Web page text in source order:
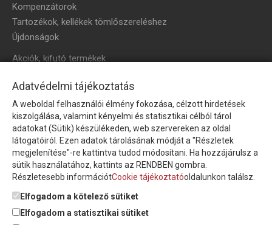
Kompenzátorok
Tartozékok, kellékek tömlőszereléshez
Újdonságok
Akciók, kifutó termékek
HÍRLEVÉL
Íratkozzon fel hírlevelünkre!
Feliratkozom a hírlevélre és nyilatkozom, hogy azadatkezelési
tájékoztatót elolvastam, megismertem és elfogadom.
Adatvédelmi tájékoztatás
A weboldal felhasználói élmény fokozása, célzott hirdetések
kiszolgálása, valamint kényelmi és statisztikai célból tárol
adatokat (Sütik) készülékeden, web szervereken az oldal
látogatóiról. Ezen adatok tárolásának módját a "Részletek
megjelenítése"-re kattintva tudod módosítani. Ha hozzájárulsz a
sütik használatához, kattints az RENDBEN gombra.
Részletesebb információtCookie tájékoztatóoldalunkon találsz.
Elfogadom a kötelező sütiket
Elfogadom a statisztikai sütiket